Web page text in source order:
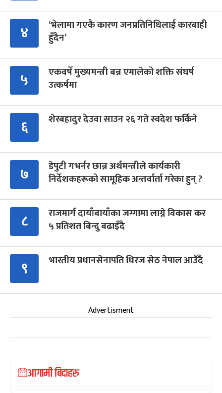
४
‘भेलामा गएकै कारण जनप्रतिनिधिलाई कारबाही
हुँदैन’
५
एकवर्षे मुख्यमन्त्री बन्न एमालेको शक्ति संघर्ष
उत्कर्षमा
६ शेरबहादुर देउवा साउन २६ गते स्वदेश फर्किने
७
डेपुटी गभर्नर छान्न अर्थमन्त्रीले कार्यकारी
निर्देशकहरूको सामूहिक अन्तर्वार्ता गरेका हुन् ?
८
राजमार्ग दायाँबायाँका जग्गामा लाग्ने विकास कर
५ प्रतिशत बिन्दु बढाइँदै
९ भारतीय प्रधानसेनापति धिरज सेठ नेपाल आउँदै
Advertisment
आगामी बिदाहरु